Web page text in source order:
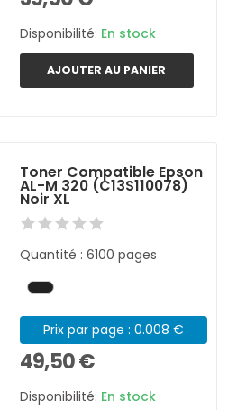
Disponibilité: En stock
AJOUTER AU PANIER
Toner Compatible Epson
AL-M 320 (C13S110078)
Noir XL
Quantité : 6100 pages
Prix par page : 0.008 €
49,50 €
Disponibilité: En stock